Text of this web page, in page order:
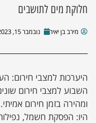
חלוקת מים לתושבים
מירב בן יאיר נובמבר 15, 2023
היערכות למצבי חירום:
השבוע למצבי חירום
ומהירה בזמן חירום
היו: הפסקת חשמל,